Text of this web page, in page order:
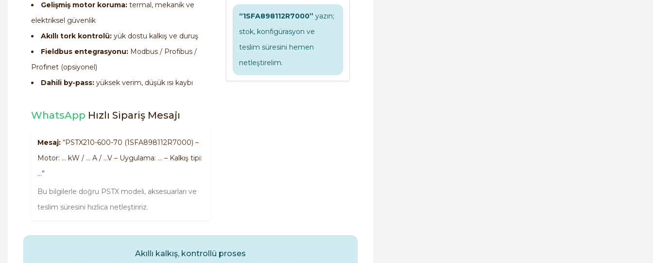
Gelişmiş motor koruma: termal, mekanik ve
elektriksel güvenlik
Akıllı tork kontrolü: yük dostu kalkış ve duruş
Fieldbus entegrasyonu: Modbus / Profibus /
Profinet (opsiyonel)
Dahili by-pass: yüksek verim, düşük ısı kaybı
WhatsApp Hızlı Sipariş Mesajı
Mesaj:“PSTX210-600-70 (1SFA898112R7000) –
Motor: … kW / … A / …V – Uygulama: … – Kalkış tipi:
…”
Bu bilgilerle doğru PSTX modeli, aksesuarları ve
teslim süresini hızlıca netleştiririz.
“1SFA898112R7000” yazın;
stok, konfigürasyon ve
teslim süresini hemen
netleştirelim.
Akıllı kalkış, kontrollü proses